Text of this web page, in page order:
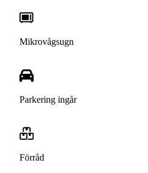
Mikrovågsugn
Parkering ingår
Förråd